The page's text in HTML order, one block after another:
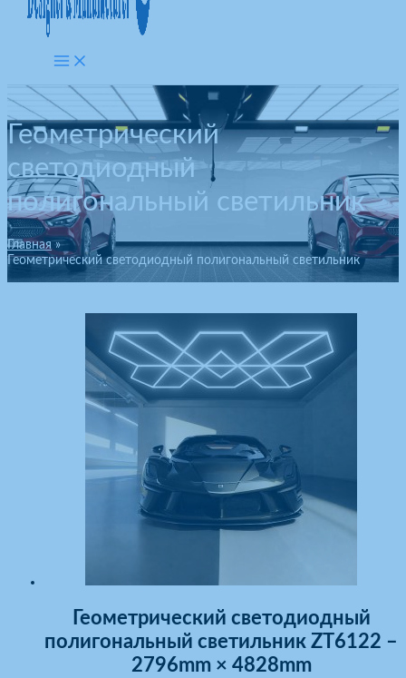
Геометрический
светодиодный
полигональный светильник
Главная
Геометрический светодиодный полигональный светильник
Геометрический светодиодный
полигональный светильник ZT6122 –
2796mm × 4828mm